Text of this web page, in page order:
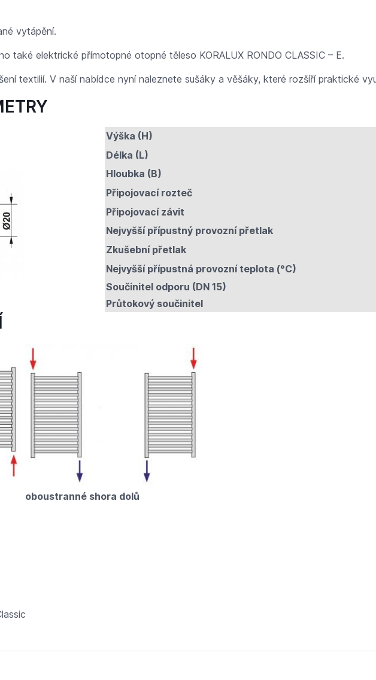
vytápění.
také elektrické přímotopné otopné těleso KORALUX RONDO CLASSIC – E.
textilií. V naší nabídce nyní naleznete sušáky a věšáky, které rozšíří praktické
Výška (H)
Délka (L)
Hloubka (B)
Připojovací rozteč
Připojovací závit
Nejvyšší přípustný provozní přetlak
Zkušební přetlak
Nejvyšší přípustná provozní teplota (°C)
Součinitel odporu (DN 15)
Průtokový součinitel
oboustranné shora dolů